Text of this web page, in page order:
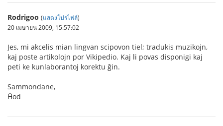
Rodrigoo (แสดงโปรไฟล์)
20 เมษายน 2009, 15:57:02
Jes, mi akcelis mian lingvan scipovon tiel; tradukis muzikojn,
kaj poste artikolojn por Vikipedio. Kaj li povas disponigi kaj
peti ke kunlaborantoj korektu ĝin.
Sammondane,
Ĥod